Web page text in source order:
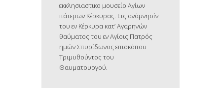
εκκλησιαστικο μουσείο Αγίων
πάτερων Κέρκυρας. Εις ανάμνησίν
του εν Κέρκυρα κατ’ Αγαρηνών
θαύματος του εν Αγίοις Πατρός
ημών Σπυρίδωνος επισκόπου
Τριμυθούντος του
Θαυματουργού.